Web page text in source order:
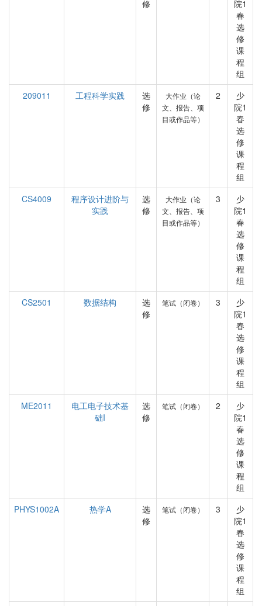
修
院1
春
选
修
课
程
组
209011
工程科学实践
选
修
大作业（论
文、报告、项
目或作品等）
2
少
院1
春
选
修
课
程
组
CS4009
程序设计进阶与
实践
选
修
大作业（论
文、报告、项
目或作品等）
3
少
院1
春
选
修
课
程
组
CS2501
数据结构
选
修
笔试（闭卷） 3
少
院1
春
选
修
课
程
组
ME2011
电工电子技术基
础I
选
修
笔试（闭卷） 2
少
院1
春
选
修
课
程
组
PHYS1002A
热学A
选
修
笔试（闭卷） 3
少
院1
春
选
修
课
程
组